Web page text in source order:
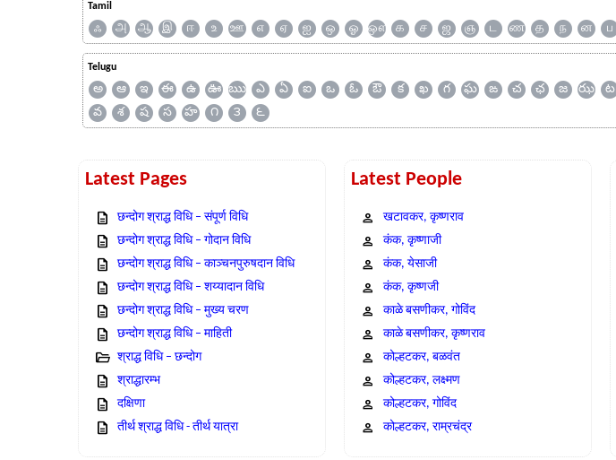
Tamil
ஃ அ ஆ இ ஈ உ ஊ எ ஏ ஐ ஒ ஓ ஔ க ச ஜ ஞ ட ண த ந ன ப
Telugu
అ ఆ ఇ ఈ ఉ ఊ ఋ ఎ ఏ ఐ ఒ ఓ ఔ క ఖ గ ఘ ఙ చ ఛ జ ఝ ట
వ
శ ష స హ ౧ ౩ ౬
Latest Pages
छन्दोग श्राद्ध विधि – संपूर्ण विधि
छन्दोग श्राद्ध विधि – गोदान विधि
छन्दोग श्राद्ध विधि – काञ्चनपुरुषदान विधि
छन्दोग श्राद्ध विधि – शय्यादान विधि
छन्दोग श्राद्ध विधि – मुख्य चरण
छन्दोग श्राद्ध विधि – माहिती
श्राद्ध विधि – छन्दोग
श्राद्धारम्भ
दक्षिणा
तीर्थ श्राद्ध विधि - तीर्थ यात्रा
Latest People
खटावकर, कृष्णराव
कंक, कृष्णाजी
कंक, येसाजी
कंक, कृष्णजी
काळे बसणीकर, गोविंद
काळे बसणीकर, कृष्णराव
कोल्हटकर, बळवंत
कोल्हटकर, लक्ष्मण
कोल्हटकर, गोविंद
कोल्हटकर, राम्रचंद्र